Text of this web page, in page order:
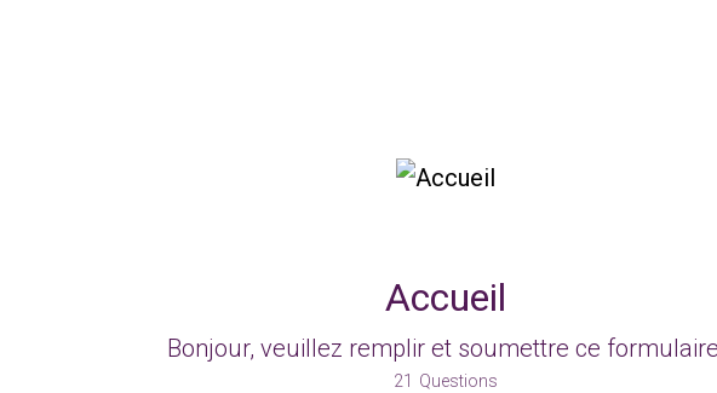
Accueil
Bonjour, veuillez remplir et soumettre ce
21 Questions